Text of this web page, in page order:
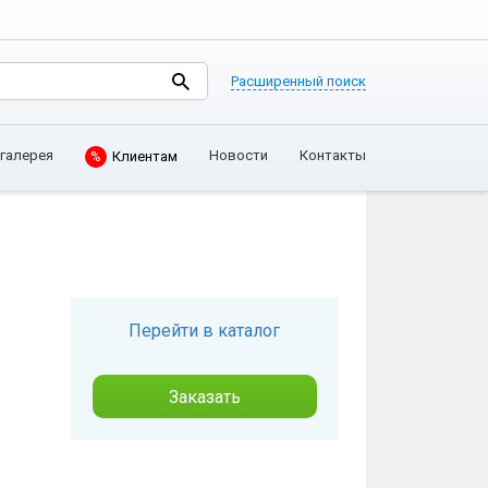
Расширенный поиск
% Клиентам Новости Контакты
Перейти в каталог
Заказать